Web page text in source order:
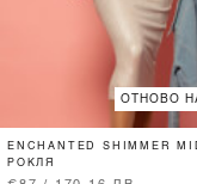
ОТНОВО
ENCHANTED SHIMMER
РОКЛЯ